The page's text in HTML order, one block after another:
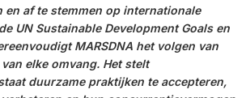
en af te stemmen op internationale
UN Sustainable Development Goals en
MARSDNA het volgen van
elke omvang. Het stelt
duurzame praktijken te accepteren,